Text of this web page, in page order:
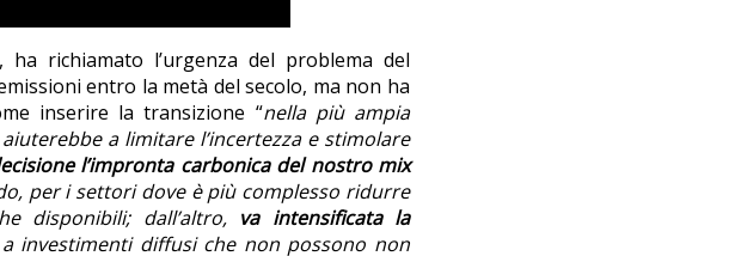
ha richiamato l’urgenza del problema del
entro la metà del secolo, ma non ha
inserire la transizione “nella più ampia
a limitare l’incertezza e stimolare
l’impronta carbonica del nostro mix
per i settori dove è più complesso ridurre
disponibili; dall’altro, va intensificata la
investimenti diffusi che non possono non